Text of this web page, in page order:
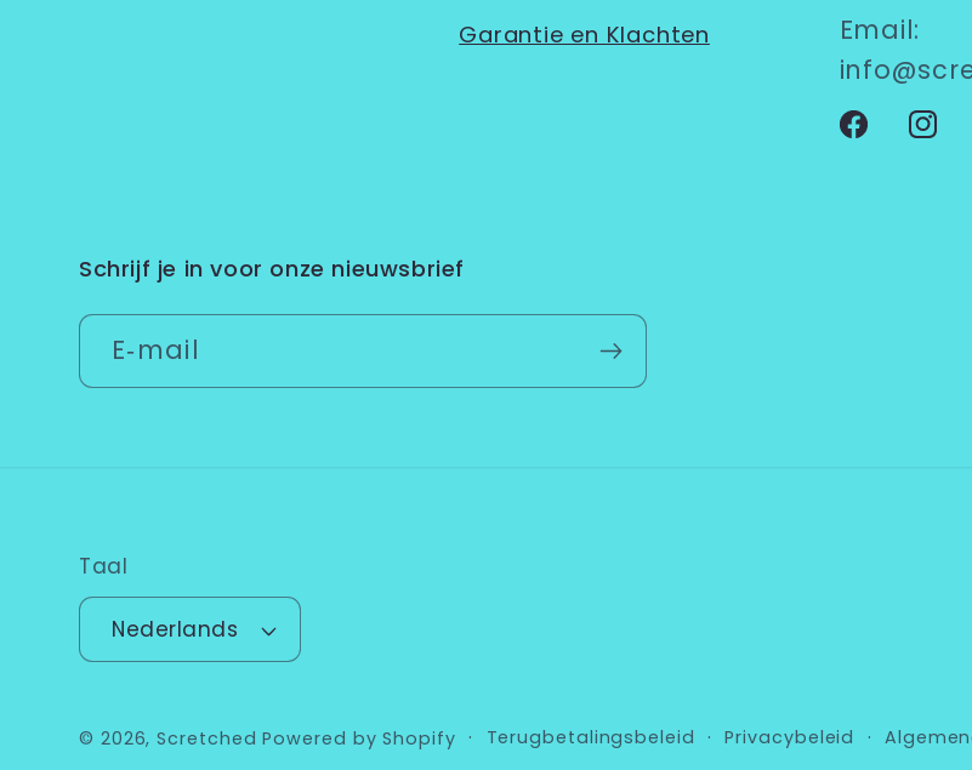
Garantie en Klachten
Email:
Facebook
Schrijf je in voor onze nieuwsbrief
E‑mail
Taal
Nederlands
© 2026,Scretched Powered by Shopify Terugbetalingsbeleid Privacybeleid